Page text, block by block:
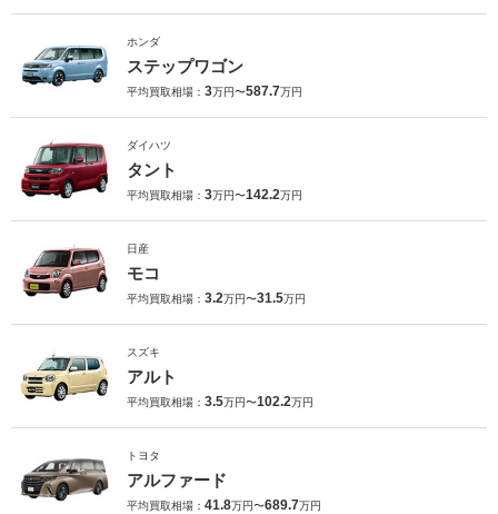
ホンダ
ステップワゴン
平均買取相場： 3万円〜587.7万円
ダイハツ
タント
平均買取相場： 3万円〜142.2万円
日産
モコ
平均買取相場： 3.2万円〜31.5万円
スズキ
アルト
平均買取相場： 3.5万円〜102.2万円
トヨタ
アルファード
平均買取相場： 41.8万円〜689.7万円